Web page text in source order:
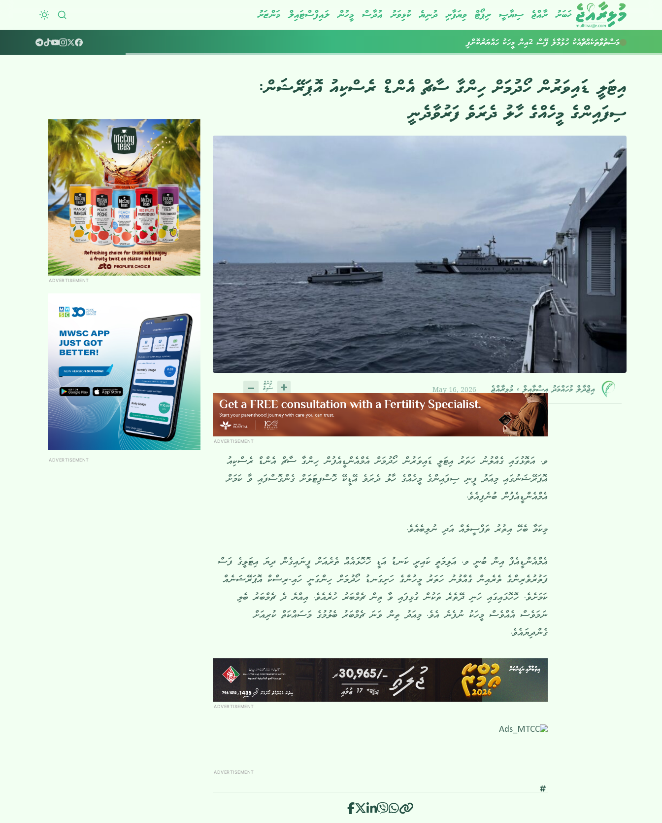
ޚަބަރު ރާއްޖެ ސިޔާސީ ރިޕޯޓް ވިޔަފާރި ދުނިޔެ ކުޅިވަރު އުދާސް މީހުން ލައިފްސްޓައިލް މަންޒަރު
ކުރިއަށްއޮތް ހަފުތާގައިވެސް މޫސުން ގޯސް
މަސްތުވާތަކެއްޗާއެކު ހުޅުމާލެ ފޭސް 2އިން މީހަކު ހައްޔަރުކޮށްފި
އިޓަލީ ޑައިވަރުން ހޯދުމަށް ހިންގާ ސާޗް އެންޑް ރެސްކިއު އޮޕަރޭޝަން:
ސިފައިންގެ މީހެއްގެ ހާލު ދެރަވެ ފަރުވާދެނީ
އިޖްދާލް މުހައްމަދު އިސްމާއީލް ، މުޅިރާއްޖެ May 16, 2026
ADVERTISEMENT
ވ. އަތޮޅުގައި ގެއްލުނު ހަތަރު އިޓަލީ ޑައިވަރުން ހޯދުމަށް އެމްއެންޑީއެފުން ހިންގާ ސާޗް އެންޑް ރެސްކިއު
އޮޕަރޭޝަނުގައި މިއަދު ފީނި ސިފައިންގެ މީހެއްގެ ހާލު ދެރަވެ އޭޑީކޭ ހޮސްޕިޓަލަށް ގެންގޮސްފައި ވާ ކަމަށް
އެމްއެންޑީއެފުން ބުނެފިއެވެ.
މިކަމާ ބެހޭ އިތުރު ތަފްސީލެއް އަދި ނުލިބެއެވެ.
އެމްއެންޑީއެފް އިން ބުނީ ވ. އަލިމަތީ ކައިރީ ކަނޑު އަޑީ ހޮހޮޅައެއް ތެރެއަށް ފީނައިގެން ދިޔަ އިޓަލީގެ ފަސް
ފަތުރުވެރިންގެ ތެރެއިން ގެއްލުނު ހަތަރު މީހުންގެ ހަށިގަނޑު ހޯދުމަށް ހިންގަނީ ހައި-ރިސްކް އޮޕަރޭޝަނެއް
ކަމަށެވެ. ހޮހޮޅައިގައި ހަނި ދޭތެރެ ތަކުން ގުޅިފައި ވާ ތިން ޗެމްބަރު ހުރެއެވެ. އިއްޔެ ދެ ޗެމްބަރު ބެލި
ނަމަވެސް އެއްވެސް މީހަކު ނުފެނެ އެވެ. މިއަދު ތިން ވަނަ ޗެމްބަރު ބެލުމުގެ މަސައްކަތް ކުރިއަށް
ގެންދިޔައެވެ.
ADVERTISEMENT
ADVERTISEMENT
ADVERTISEMENT
ADVERTISEMENT